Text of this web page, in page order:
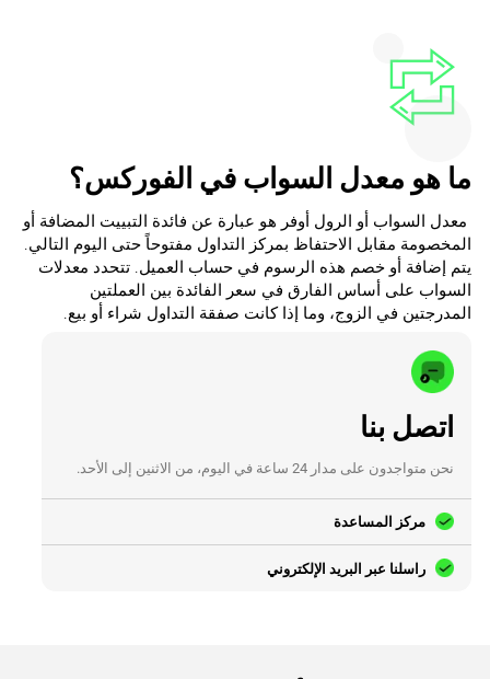
‎‏ معدل السواب ‏أو الرول أوفر هو عبارة عن فائدة التبييت المضافة أو
‏المخصومة مقابل الاحتفاظ بمركز التداول مفتوحاً حتى ‏اليوم التالي.
يتم إضافة أو خصم هذه الرسوم في ‏حساب العميل. تتحدد معدلات
السواب على أساس ‏الفارق في سعر الفائدة بين العملتين
المدرجتين في ‏الزوج، وما إذا كانت صفقة التداول شراء أو بيع.‏‎
اتصل بنا
نحن متواجدون على مدار 24 ساعة في اليوم، من الاثنين إلى الأحد.
مركز المساعدة
راسلنا عبر البريد الإلكتروني